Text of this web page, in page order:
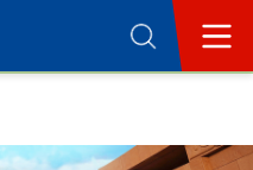
)官方网站-Official